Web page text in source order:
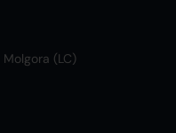
(LC)